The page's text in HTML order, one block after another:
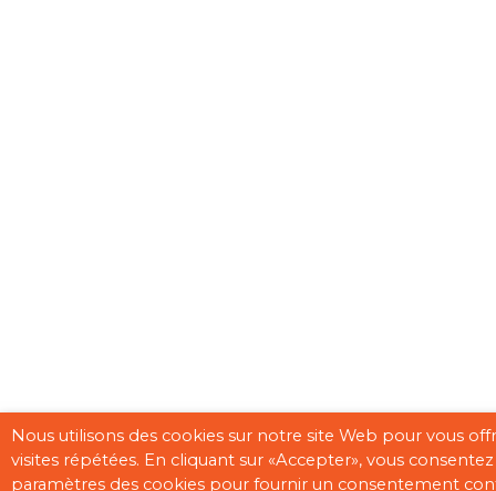
Nous utilisons des cookies sur notre site Web pour vous
visites répétées. En cliquant sur «Accepter», vous
paramètres des cookies pour fournir un consentement